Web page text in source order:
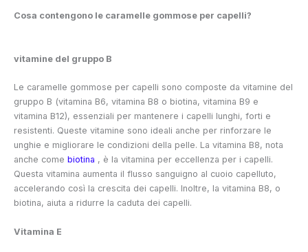
Cosa contengono le caramelle gommose per capelli?
vitamine del gruppo B
Le caramelle gommose per capelli sono composte da vitamine del
gruppo B (vitamina B6, vitamina B8 o biotina, vitamina B9 e
vitamina B12), essenziali per mantenere i capelli lunghi, forti e
resistenti. Queste vitamine sono ideali anche per rinforzare le
unghie e migliorare le condizioni della pelle. La vitamina B8, nota
anche come biotina , è la vitamina per eccellenza per i capelli.
Questa vitamina aumenta il flusso sanguigno al cuoio capelluto,
accelerando così la crescita dei capelli. Inoltre, la vitamina B8, o
biotina, aiuta a ridurre la caduta dei capelli.
Vitamina E